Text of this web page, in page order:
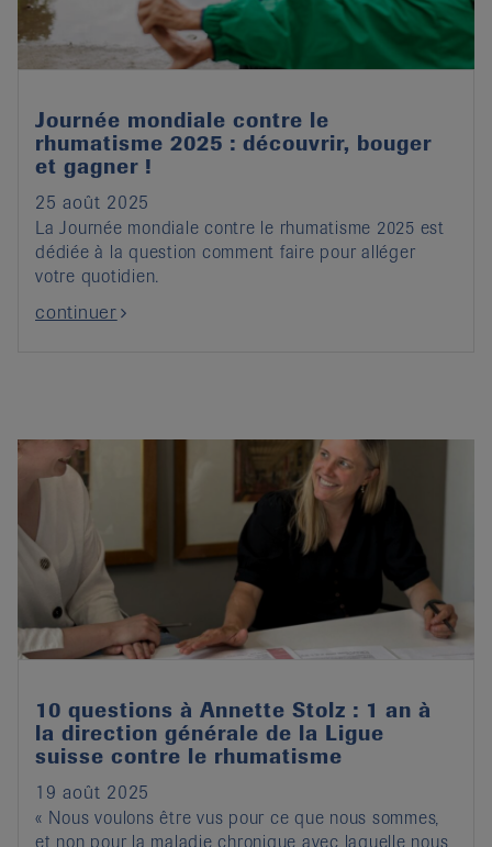
Journée mondiale contre le
rhumatisme 2025 : découvrir, bouger
et gagner !
25 août 2025
La Journée mondiale contre le rhumatisme 2025 est
dédiée à la question comment faire pour alléger
votre quotidien.
continuer
10 questions à Annette Stolz : 1 an à
la direction générale de la Ligue
suisse contre le rhumatisme
19 août 2025
« Nous voulons être vus pour ce que nous sommes,
et non pour la maladie chronique avec laquelle nous